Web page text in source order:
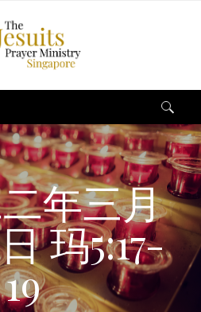
年三月
玛5:17-
19